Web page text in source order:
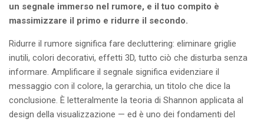
un segnale immerso nel rumore, e il tuo compito è
massimizzare il primo e ridurre il secondo.
Ridurre il rumore significa fare decluttering: eliminare griglie
inutili, colori decorativi, effetti 3D, tutto ciò che disturba senza
informare. Amplificare il segnale significa evidenziare il
messaggio con il colore, la gerarchia, un titolo che dice la
conclusione. È letteralmente la teoria di Shannon applicata al
design della visualizzazione — ed è uno dei fondamenti del